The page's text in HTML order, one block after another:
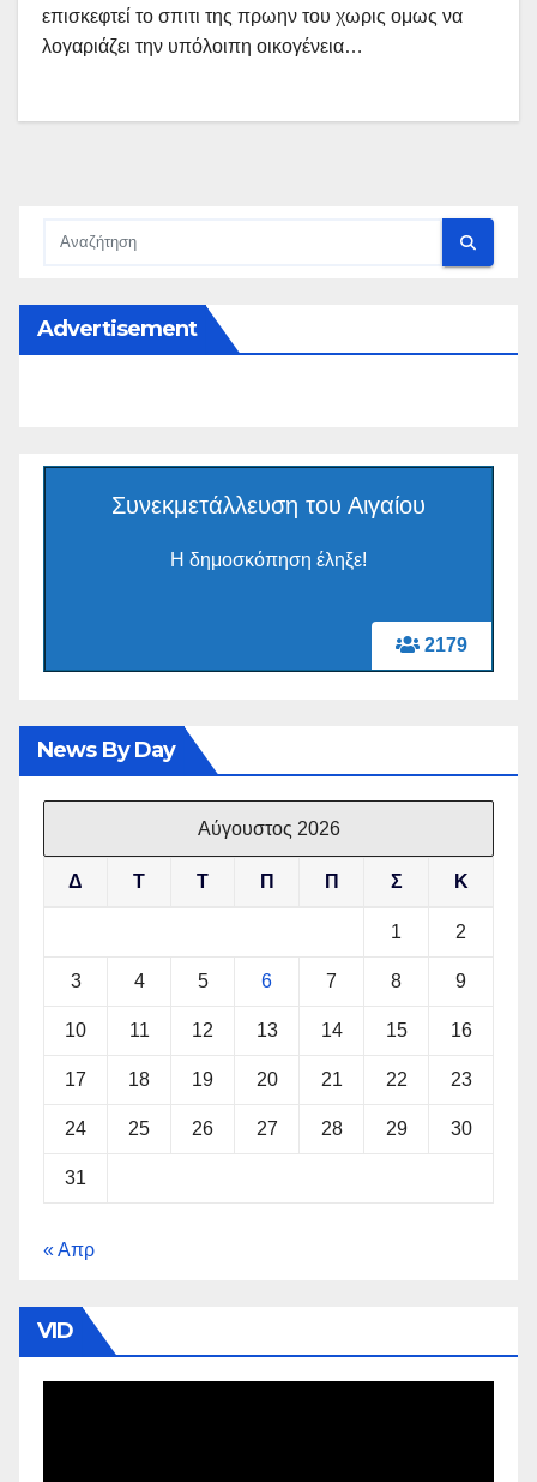
επισκεφτεί το σπιτι της πρωην του χωρις ομως να
λογαριάζει την υπόλοιπη οικογένεια…
Advertisement
2179
Συνεκμετάλλευση του Αιγαίου
Η δημοσκόπηση έληξε!
News By Day
Αύγουστος 2026
Δ Τ Τ Π Π Σ Κ
1 2
3 4 5 6 7 8 9
10 11 12 13 14 15 16
17 18 19 20 21 22 23
24 25 26 27 28 29 30
31
« Απρ
VID